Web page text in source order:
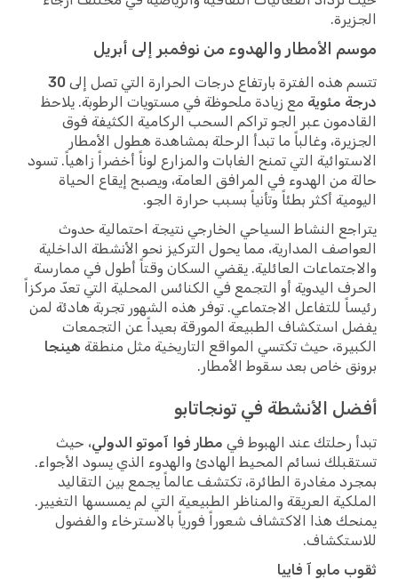
الأمطار والهدوء من نوفمبر إلى أبريل
هذه الفترة بارتفاع درجات الحرارة التي تصل إلى30
مئويةمع زيادة ملحوظة في مستويات الرطوبة. يلاحظ
عبر الجو تراكم السحب الركامية الكثيفة فوق
وغالباً ما تبدأ الرحلة بمشاهدة هطول الأمطار
التي تمنح الغابات والمزارع لوناً أخضراً زاهياً. تسود
من الهدوء في المرافق العامة، ويصبح إيقاع الحياة
أكثر بطئاً وتأنياً بسبب حرارة الجو.
النشاط السياحي الخارجي نتيجة احتمالية حدوث
المدارية، مما يحول التركيز نحو الأنشطة الداخلية
العائلية. يقضي السكان وقتاً أطول في ممارسة
اليدوية أو التجمع في الكنائس المحلية التي تعدّ مركزاً
للتفاعل الاجتماعي. توفر هذه الشهور تجربة هادئة لمن
استكشاف الطبيعة المورقة بعيداً عن التجمعات
حيث تكتسي المواقع التاريخية مثل منطقة هينجا
خاص بعد سقوط الأمطار.
الأنشطة في تونجاتابو
رحلتك عند الهبوط فيمطار فوا آموتو الدولي ، حيث
نسائم المحيط الهادئ والهدوء الذي يسود الأجواء.
مغادرة الطائرة، تكتشف عالماً يجمع بين التقاليد
العريقة والمناظر الطبيعية التي لم يمسسها التغيير.
هذا الاكتشاف شعوراً فورياً بالاسترخاء والفضول
مابو آ فاييا